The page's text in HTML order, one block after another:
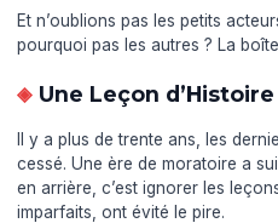
Et n’oublions pas les petits
pourquoi pas les autres ? La
Une Leçon
Il y a plus de trente ans, les
cessé. Une ère de moratoire a
en arrière, c’est ignorer les
imparfaits, ont évité le pire.